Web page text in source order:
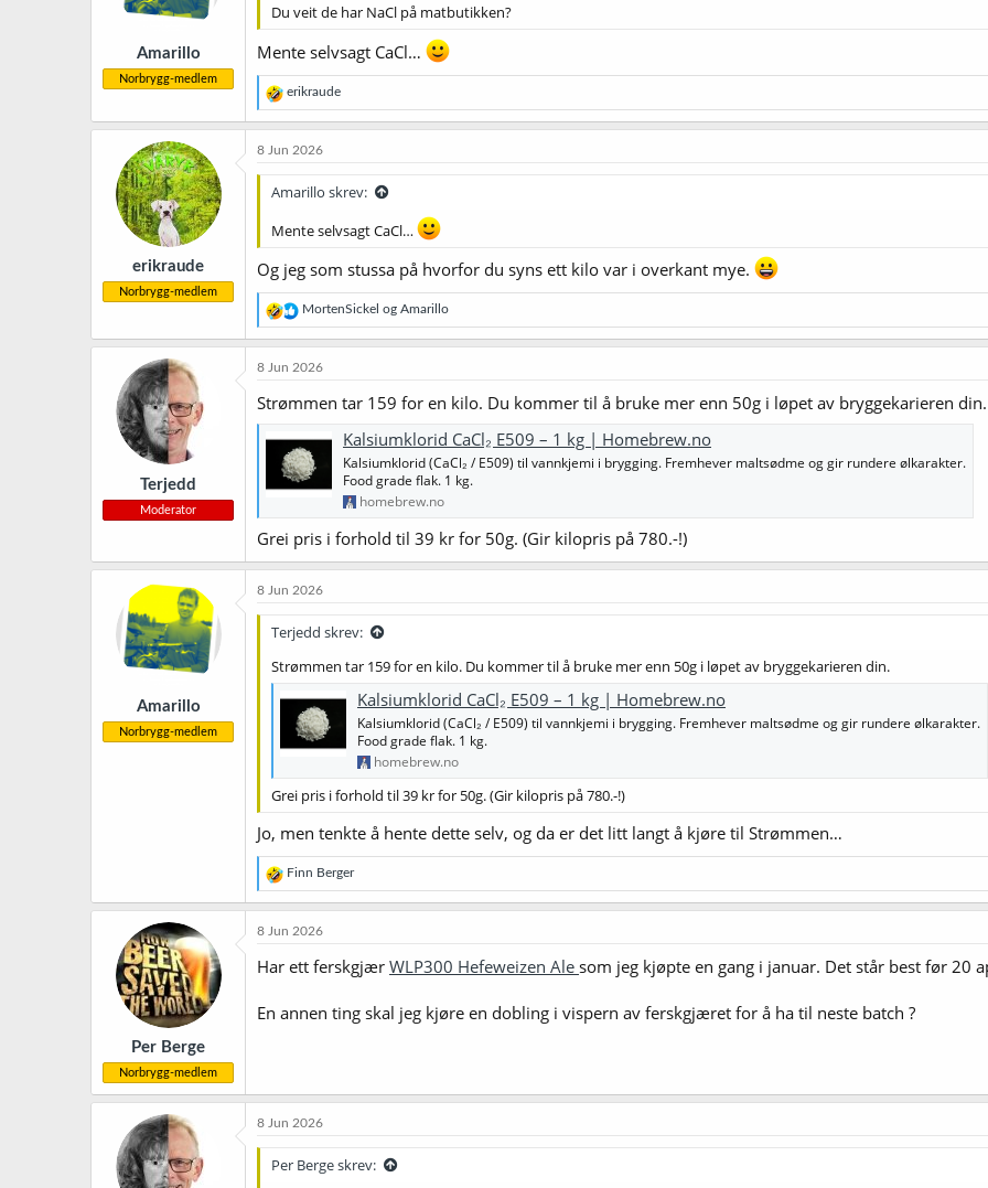
Amarillo
Norbrygg-medlem
Du veit de har NaCl på matbutikken?
Mente selvsagt CaCl…
R
e
a
j
o
e
:
erikraude
erikraude
Norbrygg-medlem
8 Jun 2026
Amarillo skrev:
Mente selvsagt CaCl…
Og jeg som stussa på hvorfor du syns ett kilo var i overkant mye.
R
e
a
k
e
r
:
MortenSickel og Amarillo
Terjedd
Moderator
8 Jun 2026
Strømmen tar 159 for en kilo. Du kommer til å bruke mer enn 50g i løpet av bryggekarieren din.
Kalsiumklorid CaCl₂ E509 – 1 kg | Homebrew.no
Kalsiumklorid (CaCl₂ / E509) til vannkjemi i brygging. Fremhever maltsødme og gir rundere ølkarakter.
Food grade flak. 1 kg.
homebrew.no
Grei pris i forhold til 39 kr for 50g. (Gir kilopris på 780.-!)
Amarillo
Norbrygg-medlem
8 Jun 2026
Terjedd skrev:
Strømmen tar 159 for en kilo. Du kommer til å bruke mer enn 50g i løpet av bryggekarieren din.
Kalsiumklorid CaCl₂ E509 – 1 kg | Homebrew.no
Kalsiumklorid (CaCl₂ / E509) til vannkjemi i brygging. Fremhever maltsødme og gir rundere ølkarakter.
Food grade flak. 1 kg.
homebrew.no
Grei pris i forhold til 39 kr for 50g. (Gir kilopris på 780.-!)
Jo, men tenkte å hente dette selv, og da er det litt langt å kjøre til Strømmen…
R
e
a
o
e
Finn Berger
Per Berge
Norbrygg-medlem
8 Jun 2026
Har ett ferskgjær WLP300 Hefeweizen Ale som jeg kjøpte en gang i januar. Det står best før 20
En annen ting skal jeg kjøre en dobling i vispern av ferskgjæret for å ha til neste batch ?
8 Jun 2026
Per Berge skrev: